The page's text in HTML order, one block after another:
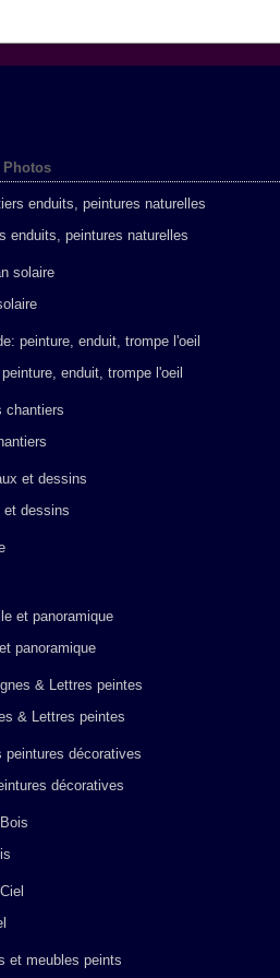
enduits, peintures naturelles
enduit, trompe l'oeil
et dessins
panoramique
& Lettres peintes
décoratives